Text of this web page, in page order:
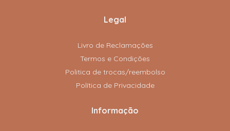
Legal
Livro de Reclamações
Termos e Condições
Politica de trocas/reembolso
Política de Privacidade
Informação